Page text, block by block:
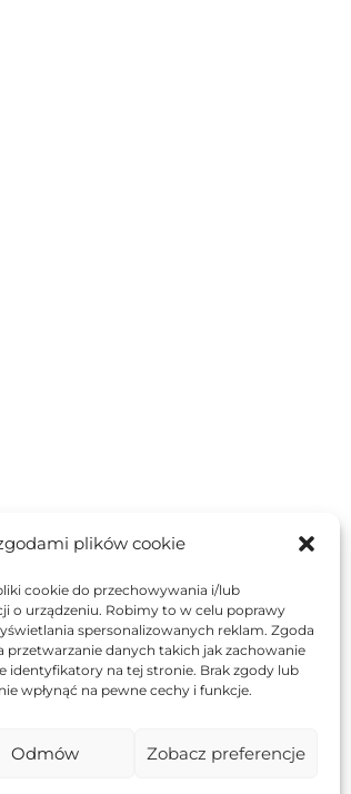
plików cookie
cookie do przechowywania i/lub
o urządzeniu. Robimy to w celu poprawy
spersonalizowanych reklam. Zgoda
danych takich jak zachowanie
identyfikatory na tej stronie. Brak zgody lub
wpłynąć na pewne cechy i funkcje.
Odmów Zobacz preferencje
Dom i ogród
Inspiracje
Ludzie